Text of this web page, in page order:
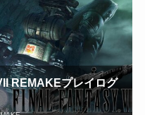
REMAKEプレイログ